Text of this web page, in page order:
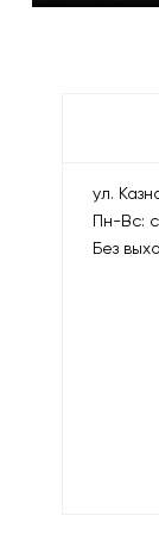
ул.
Пн-Вс:
Без